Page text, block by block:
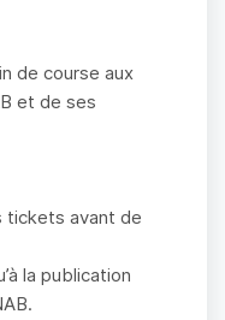
de course aux
et de ses
tickets avant de
la publication